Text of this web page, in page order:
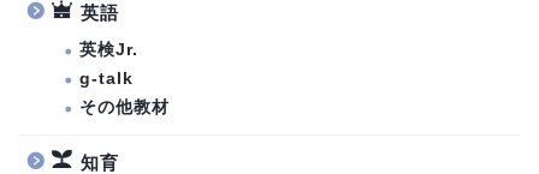
英語
英検Jr.
g-talk
その他教材
知育